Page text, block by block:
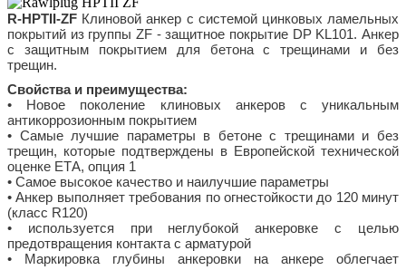
R-HPTII-ZF Клиновой анкер с системой цинковых ламельных
покрытий из группы ZF - защитное покрытие DP KL101. Анкер
с защитным покрытием для бетона с трещинами и без
трещин.
Свойства и преимущества:
• Новое поколение клиновых анкеров с уникальным
антикоррозионным покрытием
• Самые лучшие параметры в бетоне с трещинами и без
трещин, которые подтверждены в Европейской технической
оценке ЕТА, опция 1
• Самое высокое качество и наилучшие параметры
• Анкер выполняет требования по огнестойкости до 120 минут
(класс R120)
• используется при неглубокой анкеровке с целью
предотвращения контакта с арматурой
• Маркировка глубины анкеровки на анкере облегчает